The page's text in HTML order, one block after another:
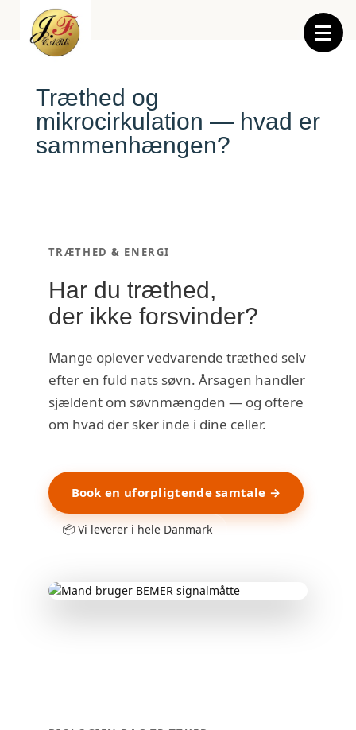
Træthed og
mikrocirkulation — hvad er
sammenhængen?
TRÆTHED & ENERGI
Har du træthed,
der ikke forsvinder?
Mange oplever vedvarende træthed selv
efter en fuld nats søvn. Årsagen handler
sjældent om søvnmængden — og oftere
om hvad der sker inde i dine celler.
Book en uforpligtende samtale →
📦 Vi leverer i hele Danmark